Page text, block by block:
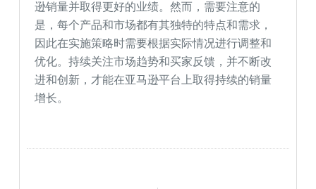
逊销量并取得更好的业绩。然而，需要注意的
是，每个产品和市场都有其独特的特点和需求，
因此在实施策略时需要根据实际情况进行调整和
优化。持续关注市场趋势和买家反馈，并不断改
进和创新，才能在亚马逊平台上取得持续的销量
增长。